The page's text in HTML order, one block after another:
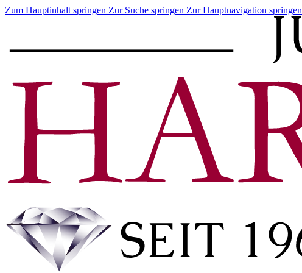
Zum Hauptinhalt springen Zur Suche springen Zur Hauptnavigation springen